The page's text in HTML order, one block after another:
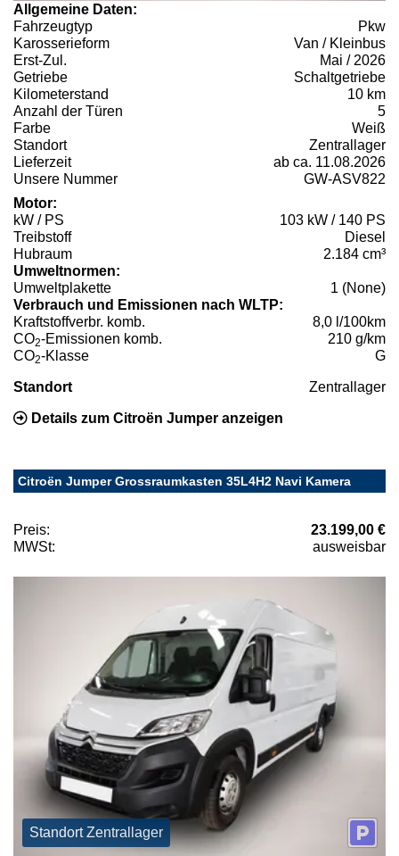
Allgemeine Daten:
Fahrzeugtyp
Pkw
Karosserieform
Van / Kleinbus
Erst-Zul.
Mai / 2026
Getriebe
Schaltgetriebe
Kilometerstand
10 km
Anzahl der Türen
5
Farbe
Weiß
Standort
Zentrallager
Lieferzeit
ab ca. 11.08.2026
Unsere Nummer
GW-ASV822
Motor:
kW / PS
103 kW / 140 PS
Treibstoff
Diesel
Hubraum
2.184 cm³
Umweltnormen:
Umweltplakette
1 (None)
Verbrauch und Emissionen nach WLTP:
Kraftstoffverbr. komb.
8,0 l/100km
CO2-Emissionen komb.
210 g/km
CO2-Klasse G
Standort Zentrallager
Details zum Citroën Jumper anzeigen
Citroën Jumper Grossraumkasten 35L4H2 Navi Kamera
Preis:
23.199,00 €
MWSt:
ausweisbar
Standort Zentrallager